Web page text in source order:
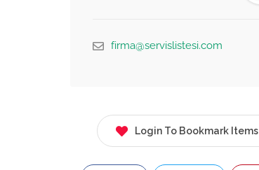
firma@servislistesi.com
Login To Bookmark Items